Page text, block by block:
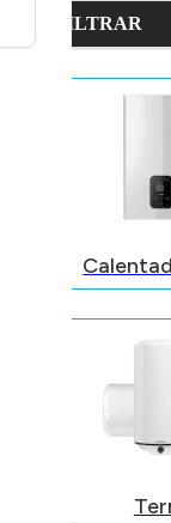
FILTRAR